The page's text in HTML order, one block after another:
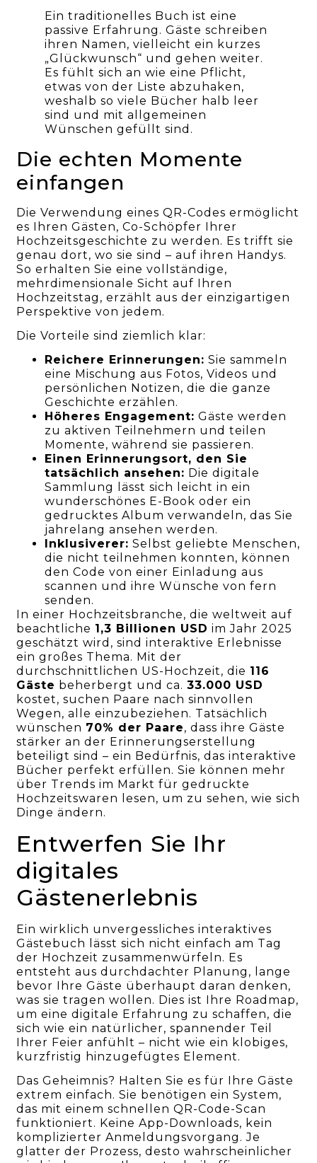
Ein traditionelles Buch ist eine
passive Erfahrung. Gäste schreiben
ihren Namen, vielleicht ein kurzes
„Glückwunsch“ und gehen weiter.
Es fühlt sich an wie eine Pflicht,
etwas von der Liste abzuhaken,
weshalb so viele Bücher halb leer
sind und mit allgemeinen
Wünschen gefüllt sind.
Die echten Momente
einfangen
Die Verwendung eines QR-Codes ermöglicht
es Ihren Gästen, Co-Schöpfer Ihrer
Hochzeitsgeschichte zu werden. Es trifft sie
genau dort, wo sie sind – auf ihren Handys.
So erhalten Sie eine vollständige,
mehrdimensionale Sicht auf Ihren
Hochzeitstag, erzählt aus der einzigartigen
Perspektive von jedem.
Die Vorteile sind ziemlich klar:
Reichere Erinnerungen: Sie sammeln
eine Mischung aus Fotos, Videos und
persönlichen Notizen, die die ganze
Geschichte erzählen.
Höheres Engagement: Gäste werden
zu aktiven Teilnehmern und teilen
Momente, während sie passieren.
Einen Erinnerungsort, den Sie
tatsächlich ansehen: Die digitale
Sammlung lässt sich leicht in ein
wunderschönes E-Book oder ein
gedrucktes Album verwandeln, das Sie
jahrelang ansehen werden.
Inklusiverer: Selbst geliebte Menschen,
die nicht teilnehmen konnten, können
den Code von einer Einladung aus
scannen und ihre Wünsche von fern
senden.
In einer Hochzeitsbranche, die weltweit auf
beachtliche 1,3 Billionen USD im Jahr 2025
geschätzt wird, sind interaktive Erlebnisse
ein großes Thema. Mit der
durchschnittlichen US-Hochzeit, die 116
Gäste beherbergt und ca.33.000 USD
kostet, suchen Paare nach sinnvollen
Wegen, alle einzubeziehen. Tatsächlich
wünschen 70% der Paare, dass ihre Gäste
stärker an der Erinnerungserstellung
beteiligt sind – ein Bedürfnis, das interaktive
Bücher perfekt erfüllen. Sie können mehr
über Trends im Markt für gedruckte
Hochzeitswaren lesen, um zu sehen, wie sich
Dinge ändern.
Entwerfen Sie Ihr
digitales
Gästenerlebnis
Ein wirklich unvergessliches interaktives
Gästebuch lässt sich nicht einfach am Tag
der Hochzeit zusammenwürfeln. Es
entsteht aus durchdachter Planung, lange
bevor Ihre Gäste überhaupt daran denken,
was sie tragen wollen. Dies ist Ihre Roadmap,
um eine digitale Erfahrung zu schaffen, die
sich wie ein natürlicher, spannender Teil
Ihrer Feier anfühlt – nicht wie ein klobiges,
kurzfristig hinzugefügtes Element.
Das Geheimnis? Halten Sie es für Ihre Gäste
extrem einfach. Sie benötigen ein System,
das mit einem schnellen QR-Code-Scan
funktioniert. Keine App-Downloads, kein
komplizierter Anmeldungsvorgang. Je
glatter der Prozess, desto wahrscheinlicher